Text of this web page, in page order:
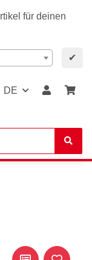
für deinen
✔
DE